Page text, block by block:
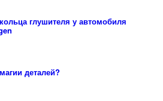
глушителя у автомобиля
деталей?